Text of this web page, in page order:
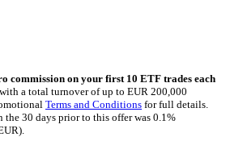
commission on your first 10 ETF trades each
a total turnover of up to EUR 200,000
Terms and Conditions for full details.
30 days prior to this offer was 0.1%